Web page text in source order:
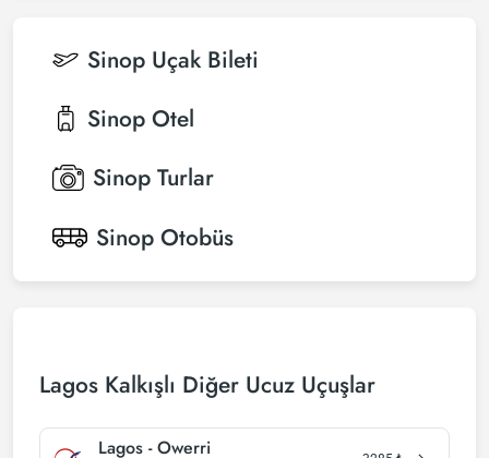
Sinop Uçak Bileti
Sinop Otel
Sinop Turlar
Sinop Otobüs
Lagos Kalkışlı Diğer Ucuz Uçuşlar
Lagos - Owerri